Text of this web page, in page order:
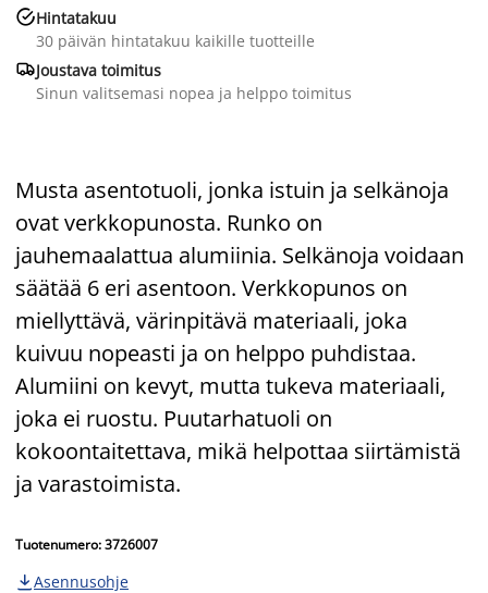
Hintatakuu
30 päivän hintatakuu kaikille tuotteille
Joustava toimitus
Sinun valitsemasi nopea ja helppo toimitus
Musta asentotuoli, jonka istuin ja selkänoja
ovat verkkopunosta. Runko on
jauhemaalattua alumiinia. Selkänoja voidaan
säätää 6 eri asentoon. Verkkopunos on
miellyttävä, värinpitävä materiaali, joka
kuivuu nopeasti ja on helppo puhdistaa.
Alumiini on kevyt, mutta tukeva materiaali,
joka ei ruostu. Puutarhatuoli on
kokoontaitettava, mikä helpottaa siirtämistä
ja varastoimista.
Tuotenumero: 3726007
 Asennusohje